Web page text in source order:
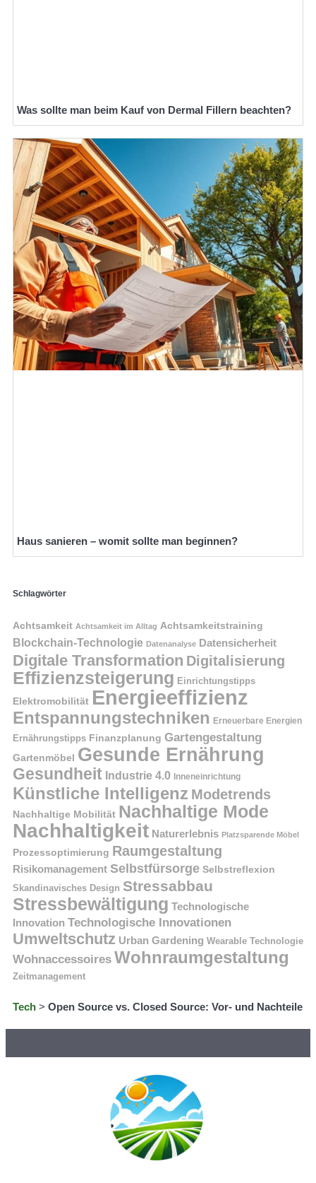
Was sollte man beim Kauf von Dermal Fillern beachten?
Haus sanieren – womit sollte man beginnen?
Schlagwörter
Achtsamkeit Achtsamkeit im Alltag Achtsamkeitstraining
Blockchain-Technologie Datenanalyse Datensicherheit
Digitale Transformation Digitalisierung
Effizienzsteigerung Einrichtungstipps
Elektromobilität Energieeffizienz
Entspannungstechniken Erneuerbare Energien
Ernährungstipps Finanzplanung Gartengestaltung
Gartenmöbel Gesunde Ernährung
Gesundheit Industrie 4.0 Inneneinrichtung
Künstliche Intelligenz Modetrends
Nachhaltige Mobilität Nachhaltige Mode
Nachhaltigkeit Naturerlebnis Platzsparende Möbel
Prozessoptimierung Raumgestaltung
Risikomanagement Selbstfürsorge Selbstreflexion
Skandinavisches Design Stressabbau
Stressbewältigung Technologische
Innovation Technologische Innovationen
Umweltschutz Urban Gardening Wearable Technologie
Wohnaccessoires Wohnraumgestaltung
Zeitmanagement
Tech > Open Source vs. Closed Source: Vor- und Nachteile